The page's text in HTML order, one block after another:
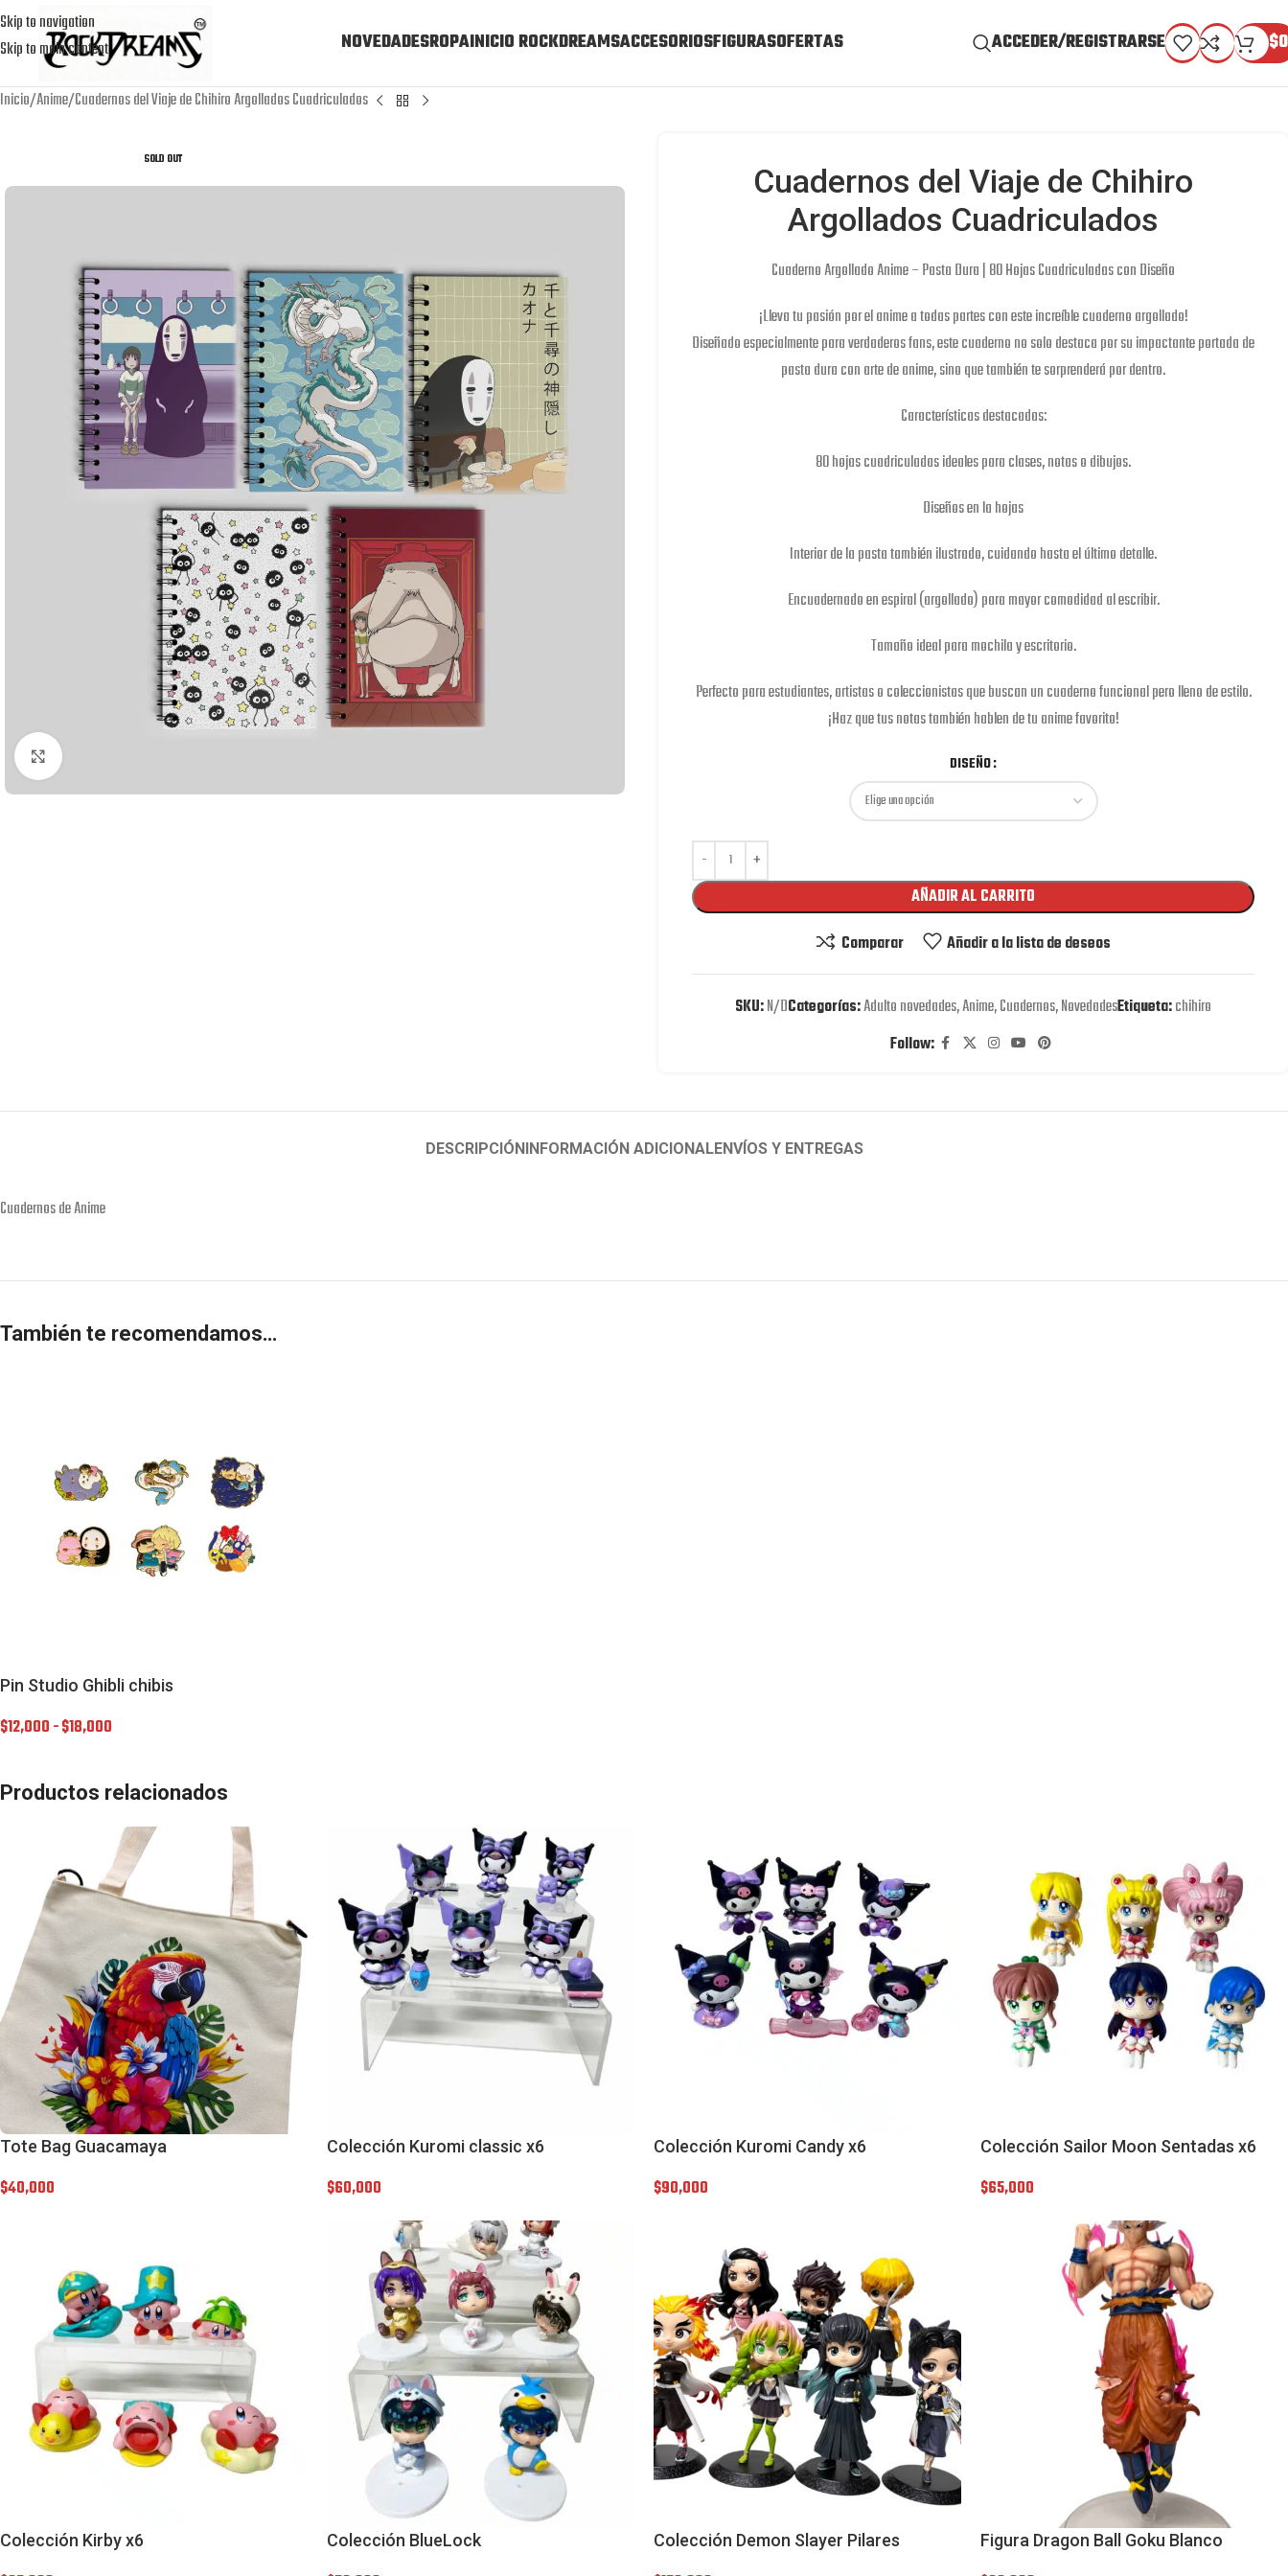
Skip to navigation
Skip to main content
NOVEDADESROPAINICIO ROCKDREAMSACCESORIOSFIGURASOFERTAS ACCEDER/REGISTRARSE $0
Inicio Anime Cuadernos del Viaje de Chihiro Argollados Cuadriculados
SOLD OUT
Cuadernos del Viaje de Chihiro
Argollados Cuadriculados
Cuaderno Argollado Anime – Pasta Dura | 80 Hojas Cuadriculadas con Diseño
¡Lleva tu pasión por el anime a todas partes con este increíble cuaderno argollado!
Diseñado especialmente para verdaderos fans, este cuaderno no solo destaca por su impactante portada de
pasta dura con arte de anime, sino que también te sorprenderá por dentro.
Características destacadas:
80 hojas cuadriculadas ideales para clases, notas o dibujos.
Diseños en la hojas
Interior de la pasta también ilustrado, cuidando hasta el último detalle.
Encuadernado en espiral (argollado) para mayor comodidad al escribir.
Tamaño ideal para mochila y escritorio.
Perfecto para estudiantes, artistas o coleccionistas que buscan un cuaderno funcional pero lleno de estilo.
¡Haz que tus notas también hablen de tu anime favorito!
DISEÑO
AÑADIR AL CARRITO
Comparar
Añadir a la lista de deseos
SKU:N/DCategorías:Adulto novedades,Anime,Cuadernos,NovedadesEtiqueta:chihiro
Follow:
DESCRIPCIÓNINFORMACIÓN ADICIONALENVÍOS Y ENTREGAS
Cuadernos de Anime
También te recomendamos…
Pin Studio Ghibli chibis
$12,000-$18,000
Productos relacionados
Tote Bag Guacamaya
$40,000
Colección Kuromi classic x6
$60,000
Colección Kuromi Candy x6
$90,000
Colección Sailor Moon Sentadas x6
$65,000
Colección Kirby x6 Colección BlueLock Colección Demon Slayer Pilares Figura Dragon Ball Goku Blanco